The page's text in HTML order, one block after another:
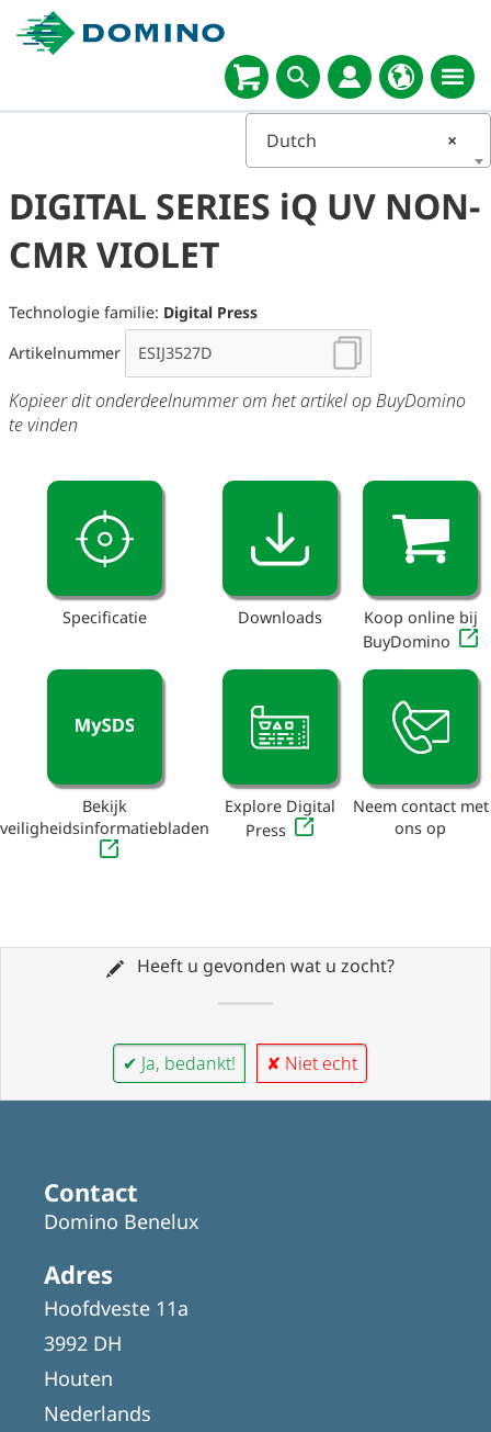
Select
language
×
Dutch
DIGITAL SERIES iQ UV NON-
CMR VIOLET
Technologie familie: Digital Press
Artikelnummer
Kopieer dit onderdeelnummer om het artikel op BuyDomino
te vinden
Specificatie Downloads
Koop online bij
BuyDomino
Bekijk
veiligheidsinformatiebladen
Explore Digital
Press
Neem contact met
ons op
Heeft u gevonden wat u zocht?
✔ Ja, bedankt! ✘ Niet echt
Contact
Domino Benelux
Adres
Hoofdveste 11a
3992 DH
Houten
Nederlands